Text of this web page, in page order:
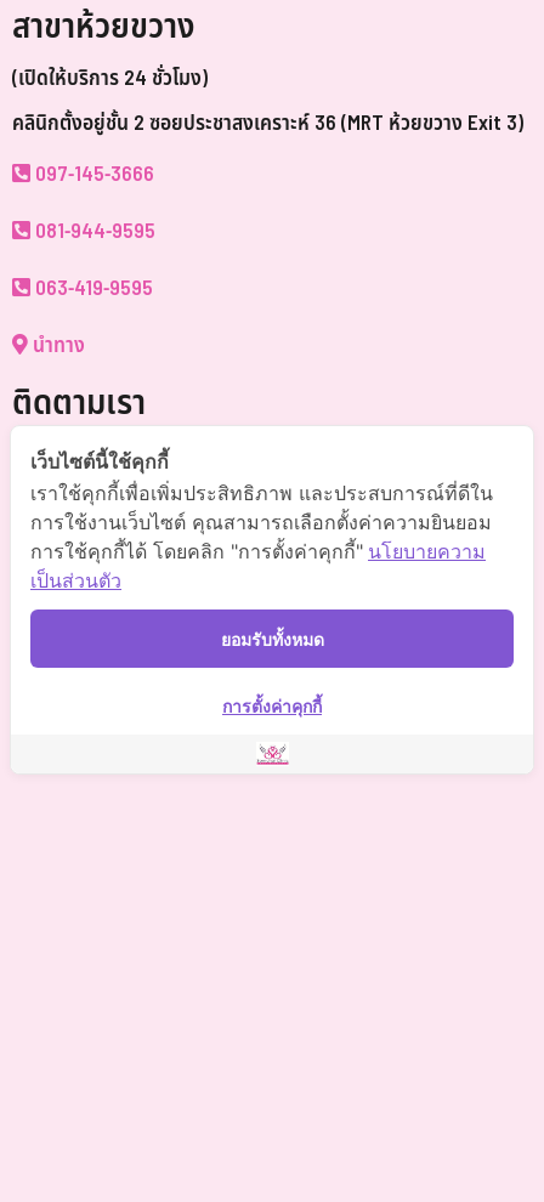
สาขาห้วยขวาง
(เปิดให้บริการ 24 ชั่วโมง)
คลินิกตั้งอยู่ชั้น 2 ซอยประชาสงเคราะห์ 36 (MRT ห้วยขวาง Exit 3)
097-145-3666
081-944-9595
063-419-9595
นำทาง
ติดตามเรา
@somchai-clinic (มี@)
Somchaiclinic คลินิกแพทย์สมชาย
Somchaiclinic
2021 Somchai Clinic. All Rights Reserved. Powered by
เว็บไซต์นี้ใช้คุกกี้
เราใช้คุกกี้เพื่อเพิ่มประสิทธิภาพ และประสบการณ์ที่ดีใน
การใช้งานเว็บไซต์ คุณสามารถเลือกตั้งค่าความยินยอม
การใช้คุกกี้ได้ โดยคลิก "การตั้งค่าคุกกี้" นโยบายความ
เป็นส่วนตัว
ยอมรับทั้งหมด
การตั้งค่าคุกกี้